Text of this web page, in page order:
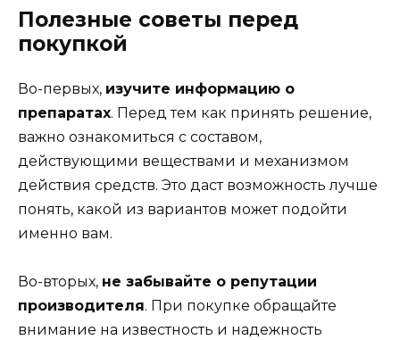
Полезные советы перед
покупкой
Во-первых, изучите информацию о
препаратах. Перед тем как принять решение,
важно ознакомиться с составом,
действующими веществами и механизмом
действия средств. Это даст возможность лучше
понять, какой из вариантов может подойти
именно вам.
Во-вторых, не забывайте о репутации
производителя. При покупке обращайте
внимание на известность и надежность